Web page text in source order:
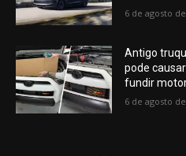
6 de agosto
Antigo
pode
fundir
6 de agosto